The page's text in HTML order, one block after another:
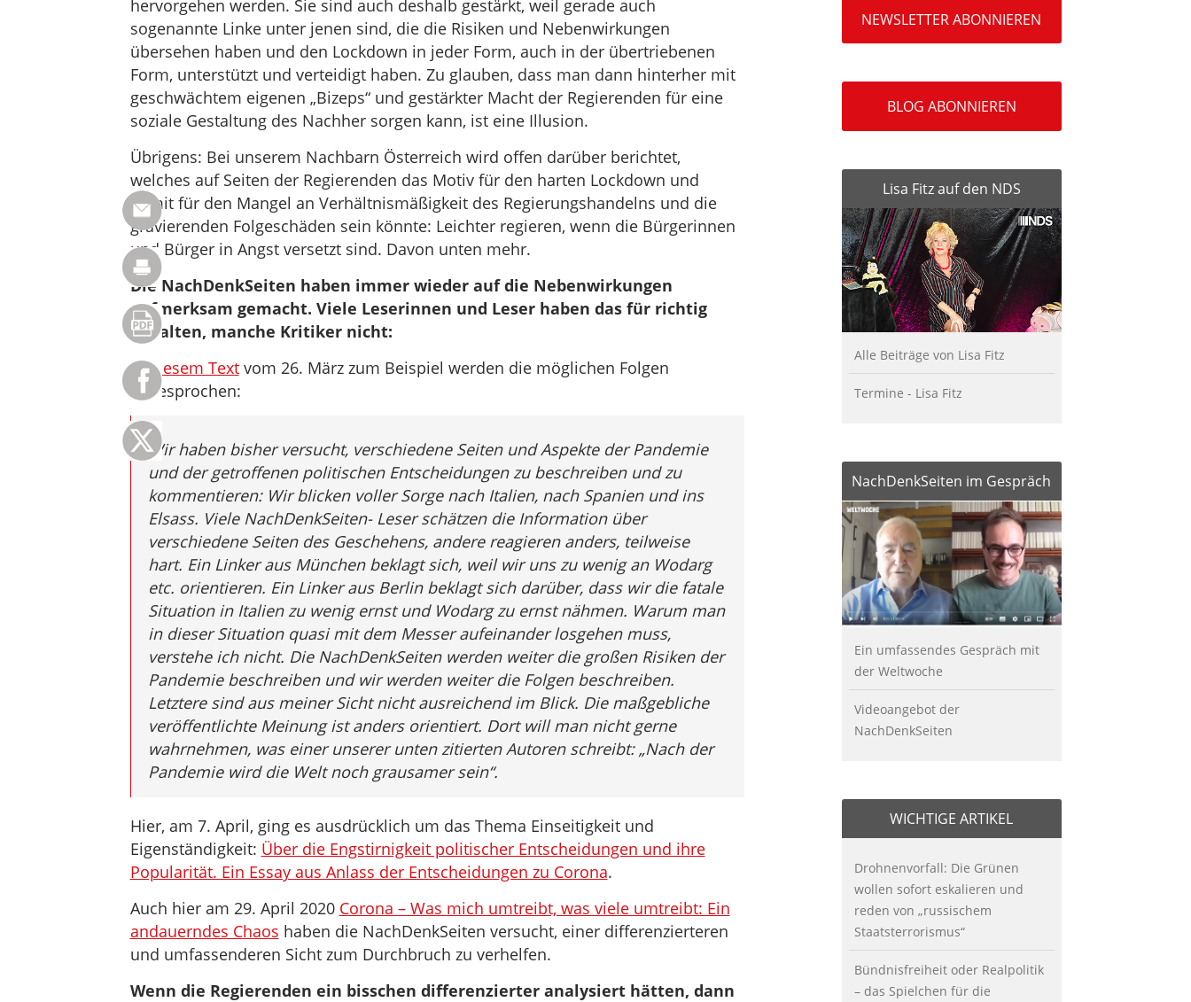
hervorgehen werden. Sie sind auch deshalb gestärkt, weil gerade auch
sogenannte Linke unter jenen sind, die die Risiken und Nebenwirkungen
übersehen haben und den Lockdown in jeder Form, auch in der übertriebenen
Form, unterstützt und verteidigt haben. Zu glauben, dass man dann hinterher mit
geschwächtem eigenen „Bizeps“ und gestärkter Macht der Regierenden für eine
soziale Gestaltung des Nachher sorgen kann, ist eine Illusion.
Übrigens: Bei unserem Nachbarn Österreich wird offen darüber berichtet,
welches auf Seiten der Regierenden das Motiv für den harten Lockdown und
damit für den Mangel an Verhältnismäßigkeit des Regierungshandelns und die
gravierenden Folgeschäden sein könnte: Leichter regieren, wenn die Bürgerinnen
und Bürger in Angst versetzt sind. Davon unten mehr.
Die NachDenkSeiten haben immer wieder auf die Nebenwirkungen
aufmerksam gemacht. Viele Leserinnen und Leser haben das für richtig
gehalten, manche Kritiker nicht:
In diesem Textvom 26. März zum Beispiel werden die möglichen Folgen
angesprochen:
Wir haben bisher versucht, verschiedene Seiten und Aspekte der Pandemie
und der getroffenen politischen Entscheidungen zu beschreiben und zu
kommentieren: Wir blicken voller Sorge nach Italien, nach Spanien und ins
Elsass. Viele NachDenkSeiten- Leser schätzen die Information über
verschiedene Seiten des Geschehens, andere reagieren anders, teilweise
hart. Ein Linker aus München beklagt sich, weil wir uns zu wenig an Wodarg
etc. orientieren. Ein Linker aus Berlin beklagt sich darüber, dass wir die fatale
Situation in Italien zu wenig ernst und Wodarg zu ernst nähmen. Warum man
in dieser Situation quasi mit dem Messer aufeinander losgehen muss,
verstehe ich nicht. Die NachDenkSeiten werden weiter die großen Risiken der
Pandemie beschreiben und wir werden weiter die Folgen beschreiben.
Letztere sind aus meiner Sicht nicht ausreichend im Blick. Die maßgebliche
veröffentlichte Meinung ist anders orientiert. Dort will man nicht gerne
wahrnehmen, was einer unserer unten zitierten Autoren schreibt: „Nach der
Pandemie wird die Welt noch grausamer sein“.
Hier, am 7. April, ging es ausdrücklich um das Thema Einseitigkeit und
Eigenständigkeit: Über die Engstirnigkeit politischer Entscheidungen und ihre
Popularität. Ein Essay aus Anlass der Entscheidungen zu Corona.
Auch hier am 29. April 2020 Corona – Was mich umtreibt, was viele umtreibt: Ein
andauerndes Chaos haben die NachDenkSeiten versucht, einer differenzierteren
und umfassenderen Sicht zum Durchbruch zu verhelfen.
Wenn die Regierenden ein bisschen differenzierter analysiert hätten, dann
NEWSLETTER ABONNIEREN
BLOG ABONNIEREN
Lisa Fitz auf den NDS
Alle Beiträge von Lisa Fitz
Termine - Lisa Fitz
NachDenkSeiten im Gespräch
Ein umfassendes Gespräch mit
der Weltwoche
Videoangebot der
NachDenkSeiten
WICHTIGE ARTIKEL
Drohnenvorfall: Die Grünen
wollen sofort eskalieren und
reden von „russischem
Staatsterrorismus“
Bündnisfreiheit oder Realpolitik
– das Spielchen für die